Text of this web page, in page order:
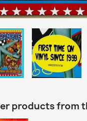
products from